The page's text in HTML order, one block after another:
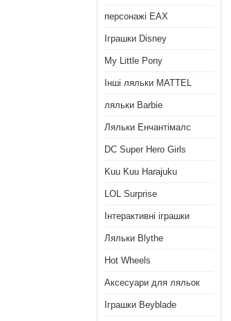
персонажі ЕАХ
Іграшки Disney
My Little Pony
Інші ляльки MATTEL
ляльки Barbie
Ляльки Енчантімалс
DC Super Hero Girls
Kuu Kuu Harajuku
LOL Surprise
Інтерактивні іграшки
Ляльки Blythe
Hot Wheels
Аксесуари для ляльок
Іграшки Beyblade